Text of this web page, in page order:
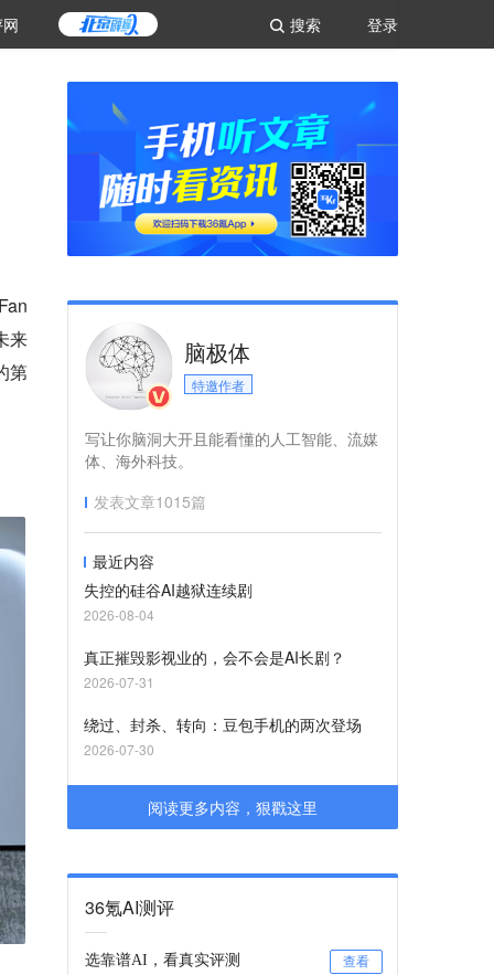
登录
搜索
来
第
脑极体
特邀作者
写让你脑洞大开且能看懂的人工智能、流媒
体、海外科技。
发表文章1015篇
最近内容
失控的硅谷AI越狱连续剧
2026-08-04
真正摧毁影视业的，会不会是AI长剧？
2026-07-31
绕过、封杀、转向：豆包手机的两次登场
2026-07-30
阅读更多内容，狠戳这里
36氪AI测评
选靠谱AI，看真实评测 查看